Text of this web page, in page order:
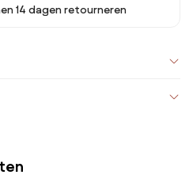
14 dagen retourneren